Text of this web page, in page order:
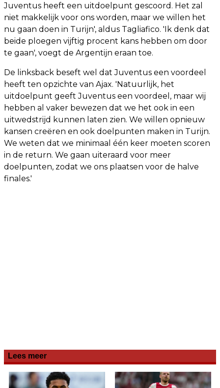
Juventus heeft een uitdoelpunt gescoord. Het zal
niet makkelijk voor ons worden, maar we willen het
nu gaan doen in Turijn', aldus Tagliafico. 'Ik denk dat
beide ploegen vijftig procent kans hebben om door
te gaan', voegt de Argentijn eraan toe.
De linksback beseft wel dat Juventus een voordeel
heeft ten opzichte van Ajax. 'Natuurlijk, het
uitdoelpunt geeft Juventus een voordeel, maar wij
hebben al vaker bewezen dat we het ook in een
uitwedstrijd kunnen laten zien. We willen opnieuw
kansen creëren en ook doelpunten maken in Turijn.
We weten dat we minimaal één keer moeten scoren
in de return. We gaan uiteraard voor meer
doelpunten, zodat we ons plaatsen voor de halve
finales.'